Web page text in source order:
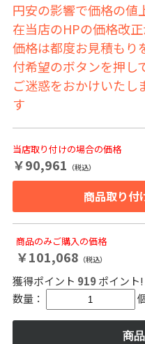
円安の影響で価格の値
在当店のHPの価格改
価格は都度お見積もり
付希望のボタンを押し
ご迷惑をおかけいたし
す
当店取り付けの場合の価格
￥90,961 （税込）
商品のみご購入の価格
￥101,068 （税込）
獲得ポイント 919ポイント!
商品取り付